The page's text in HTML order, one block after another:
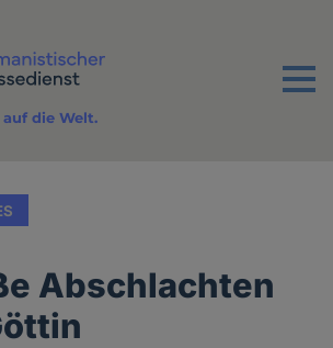
Menu
die Welt.
Abschlachten